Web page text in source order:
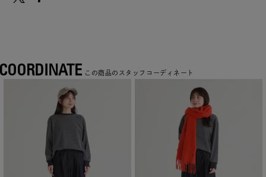
この商品のスタッフコーディネート